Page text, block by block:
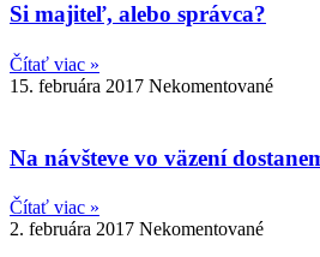
Si majiteľ, alebo správca?
Čítať viac »
15. februára 2017 Nekomentované
Na návšteve vo väzení
Čítať viac »
2. februára 2017 Nekomentované